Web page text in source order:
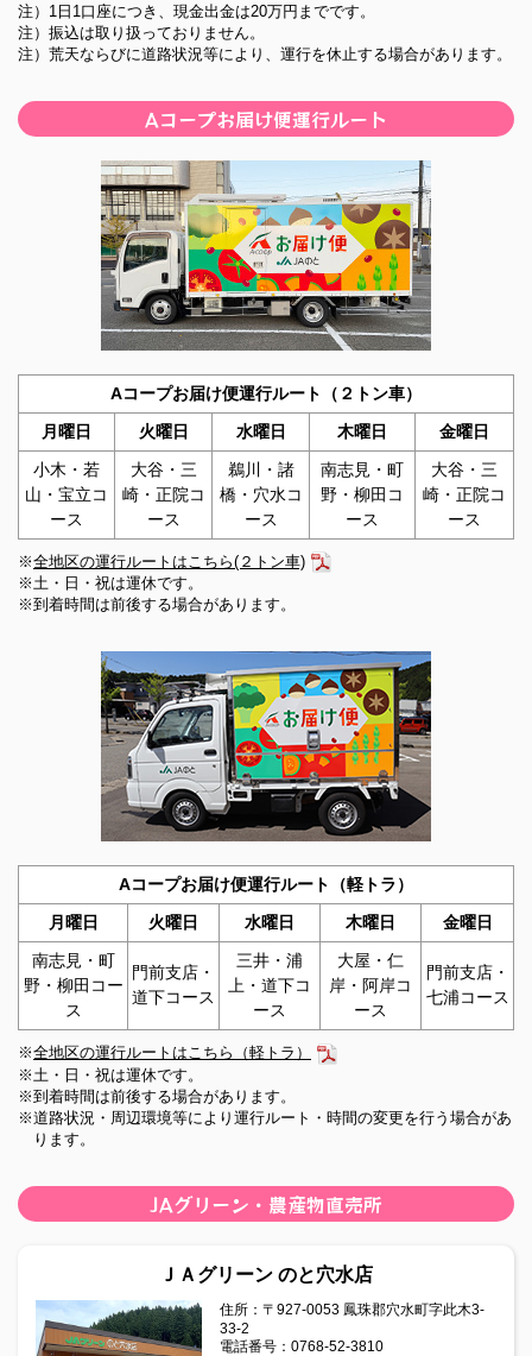
2025年12月23日
年末年始営業のご案内
広報誌「まぁんで能登」12月号を掲載しました。
2025年12月03日
令和7年度半期情報開示(上期ディスクロージャー)（JAの
と）を掲載しました。
2025年11月25日
「法人のお客さまの新規口座開設について（お知らせ）
2025年11月10日
2025年10月20日
ATMおよびJAネットバンクの一時休止について
2025年10月09日
2025年10月09日
JAバンクを騙った不審なフィッシングメール、サイトにご
注意ください！
2025年09月29日
新町野・鴨川ライスセンター新築工事（建築）の入札てん
末書について
2025年09月09日
広報誌「まぁんで能登」9月号を掲載しました。
2025年09月05日
信用手数料の変更および新設のご案内（令和7年10月1日よ
り）
2025年08月18日
ミニトマト 大雨対策と秋季管理について
2025年08月08日
「抑制かぼちゃ病害虫防除（R7.8.8）」を追加しました。
2025年08月07日
広報誌「まぁんで能登」8月号を掲載しました。
令和6年度ディスクロージャー誌
2025年07月08日
令和7年度 青葉研修会
2026年07月03日
青果物市況情報
青果物市況情報
注）1日1口座につき、現金出金は20万円までです。
注）振込は取り扱っておりません。
注）荒天ならびに道路状況等により、運行を休止する場合があります。
Aコープお届け便運行ルート
Aコープお届け便運行ルート（２トン車）
月曜日
火曜日 水曜日 木曜日
金曜日
小木・若
山・宝立コ
ース
大谷・三
崎・正院コ
ース
鵜川・諸
橋・穴水コ
ース
南志見・町
野・柳田コ
ース
大谷・三
崎・正院コ
ース
※全地区の運行ルートはこちら(２トン車)
※土・日・祝は運休です。
※到着時間は前後する場合があります。
Aコープお届け便運行ルート（軽トラ）
月曜日
火曜日 水曜日 木曜日
金曜日
南志見・町
野・柳田コー
ス
門前支店・
道下コース
三井・浦
上・道下コ
ース
大屋・仁
岸・阿岸コ
ース
門前支店・
七浦コース
※全地区の運行ルートはこちら（軽トラ）
※土・日・祝は運休です。
※到着時間は前後する場合があります。
※道路状況・周辺環境等により運行ルート・時間の変更を行う場合があ
ります。
JAグリーン・農産物直売所
ＪＡグリーン のと穴水店
住所：〒927-0053 鳳珠郡穴水町字此木3-
33-2
電話番号：0768-52-3810